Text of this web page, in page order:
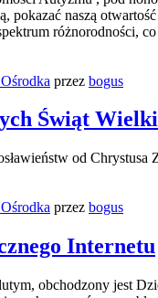
pokazać naszą
różnorodności, co
przez bogus
Świąt
od Chrystusa
przez bogus
Internetu
obchodzony jest